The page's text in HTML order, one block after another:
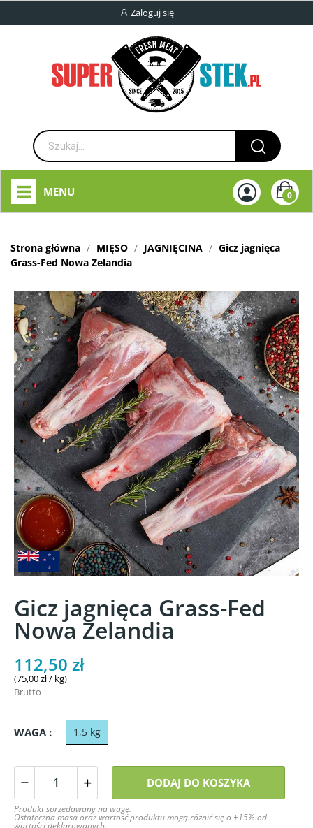
Zaloguj się
0
MENU
Strona główna MIĘSO JAGNIĘCINA
Gicz jagnięca
Grass-Fed Nowa Zelandia
Gicz jagnięca Grass-Fed
Nowa Zelandia
112,50 zł
(75,00 zł / kg)
Brutto
WAGA : 1,5 kg
DODAJ DO KOSZYKA
Produkt sprzedawany na wagę.
Ostateczna masa oraz wartość produktu mogą różnić się o ±15% od
wartości deklarowanych.